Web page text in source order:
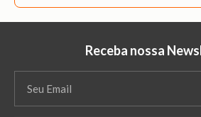
Receba nossa